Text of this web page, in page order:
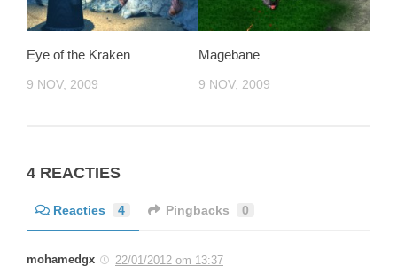
Eye of the Kraken
9 NOV, 2009
Magebane
9 NOV, 2009
4 REACTIES
Reacties 4 Pingbacks 0
mohamedgx
22/01/2012 om 13:37